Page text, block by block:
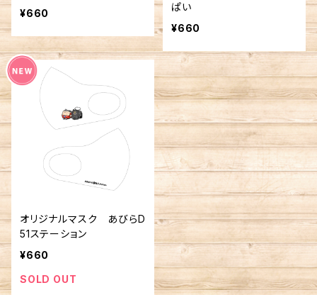
¥660
ぱい
¥660
オリジナルマスク あびらD
51ステーション
¥660
SOLD OUT